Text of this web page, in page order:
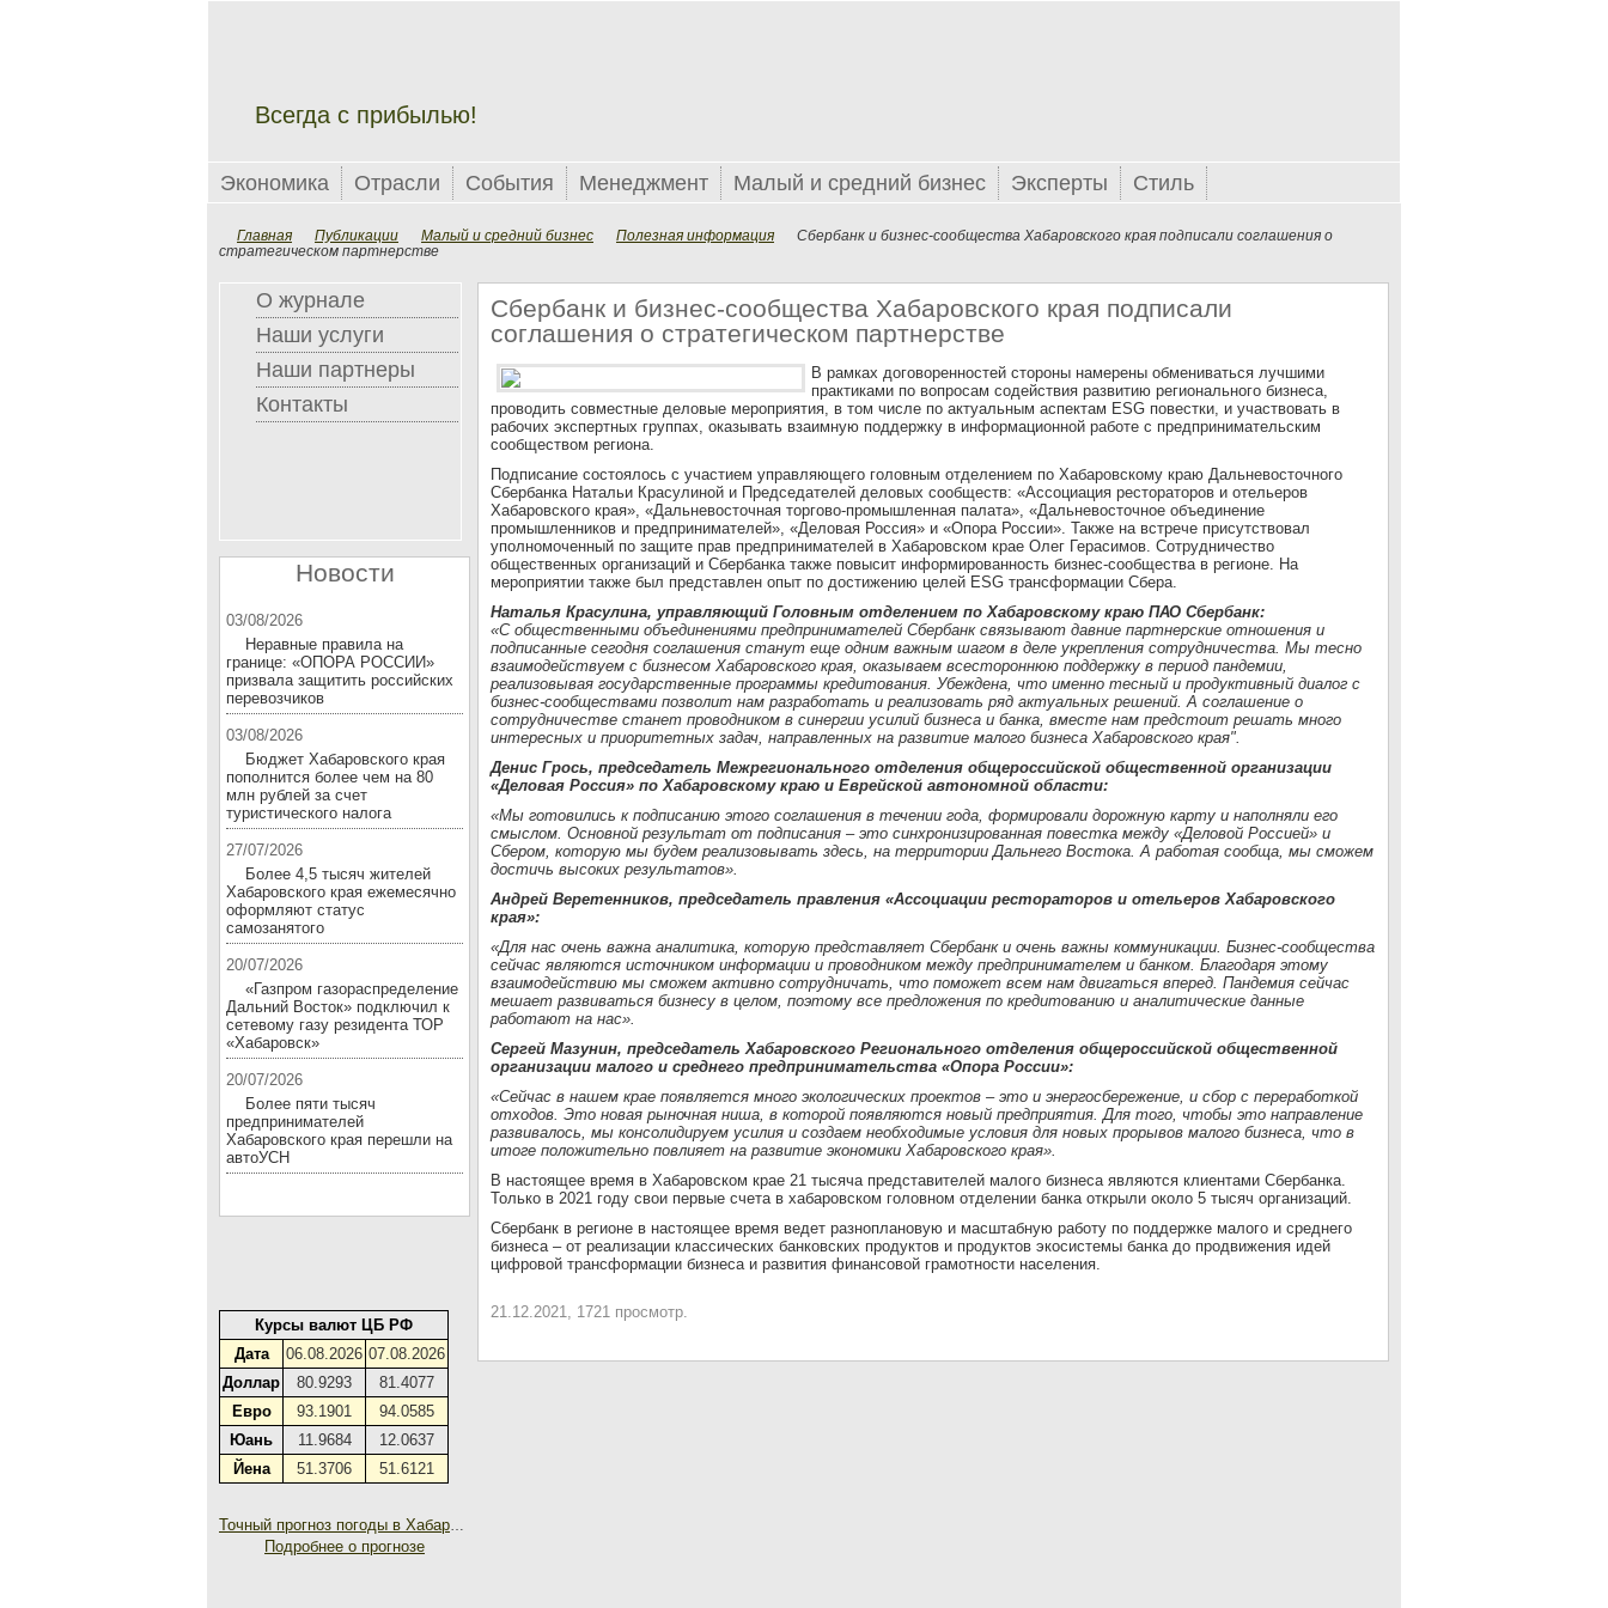
Всегда с прибылью!
Экономика Отрасли События Менеджмент Малый и средний бизнес Эксперты Стиль
Главная Публикации Малый и средний бизнес Полезная информация
Сбербанк и бизнес-сообщества Хабаровского края подписали соглашения о
стратегическом партнерстве
Сбербанк и бизнес-сообщества Хабаровского края подписали
соглашения о стратегическом партнерстве
В рамках договоренностей стороны намерены обмениваться лучшими
практиками по вопросам содействия развитию регионального бизнеса,
проводить совместные деловые мероприятия, в том числе по актуальным аспектам ESG повестки, и участвовать в
рабочих экспертных группах, оказывать взаимную поддержку в информационной работе с предпринимательским
сообществом региона.
Подписание состоялось с участием управляющего головным отделением по Хабаровскому краю Дальневосточного
Сбербанка Натальи Красулиной и Председателей деловых сообществ: «Ассоциация рестораторов и отельеров
Хабаровского края», «Дальневосточная торгово-промышленная палата», «Дальневосточное объединение
промышленников и предпринимателей», «Деловая Россия» и «Опора России». Также на встрече присутствовал
уполномоченный по защите прав предпринимателей в Хабаровском крае Олег Герасимов. Сотрудничество
общественных организаций и Сбербанка также повысит информированность бизнес-сообщества в регионе. На
мероприятии также был представлен опыт по достижению целей ESG трансформации Сбера.
Наталья Красулина, управляющий Головным отделением по Хабаровскому краю ПАО Сбербанк:
«С общественными объединениями предпринимателей Сбербанк связывают давние партнерские отношения и
подписанные сегодня соглашения станут еще одним важным шагом в деле укрепления сотрудничества. Мы тесно
взаимодействуем с бизнесом Хабаровского края, оказываем всестороннюю поддержку в период пандемии,
реализовывая государственные программы кредитования. Убеждена, что именно тесный и продуктивный диалог с
бизнес-сообществами позволит нам разработать и реализовать ряд актуальных решений. А соглашение о
сотрудничестве станет проводником в синергии усилий бизнеса и банка, вместе нам предстоит решать много
интересных и приоритетных задач, направленных на развитие малого бизнеса Хабаровского края".
Денис Грось, председатель Межрегионального отделения общероссийской общественной организации
«Деловая Россия» по Хабаровскому краю и Еврейской автономной области:
«Мы готовились к подписанию этого соглашения в течении года, формировали дорожную карту и наполняли его
смыслом. Основной результат от подписания – это синхронизированная повестка между «Деловой Россией» и
Сбером, которую мы будем реализовывать здесь, на территории Дальнего Востока. А работая сообща, мы сможем
достичь высоких результатов».
Андрей Веретенников, председатель правления «Ассоциации рестораторов и отельеров Хабаровского
края»:
«Для нас очень важна аналитика, которую представляет Сбербанк и очень важны коммуникации. Бизнес-сообщества
сейчас являются источником информации и проводником между предпринимателем и банком. Благодаря этому
взаимодействию мы сможем активно сотрудничать, что поможет всем нам двигаться вперед. Пандемия сейчас
мешает развиваться бизнесу в целом, поэтому все предложения по кредитованию и аналитические данные
работают на нас».
Сергей Мазунин, председатель Хабаровского Регионального отделения общероссийской общественной
организации малого и среднего предпринимательства «Опора России»:
«Сейчас в нашем крае появляется много экологических проектов – это и энергосбережение, и сбор с переработкой
отходов. Это новая рыночная ниша, в которой появляются новый предприятия. Для того, чтобы это направление
развивалось, мы консолидируем усилия и создаем необходимые условия для новых прорывов малого бизнеса, что в
итоге положительно повлияет на развитие экономики Хабаровского края».
В настоящее время в Хабаровском крае 21 тысяча представителей малого бизнеса являются клиентами Сбербанка.
Только в 2021 году свои первые счета в хабаровском головном отделении банка открыли около 5 тысяч организаций.
Сбербанк в регионе в настоящее время ведет разноплановую и масштабную работу по поддержке малого и среднего
бизнеса – от реализации классических банковских продуктов и продуктов экосистемы банка до продвижения идей
цифровой трансформации бизнеса и развития финансовой грамотности населения.
21.12.2021, 1721 просмотр.
О журнале
Наши услуги
Наши партнеры
Контакты
Новости
03/08/2026
Неравные правила на
границе: «ОПОРА РОССИИ»
призвала защитить российских
перевозчиков
03/08/2026
Бюджет Хабаровского края
пополнится более чем на 80
млн рублей за счет
туристического налога
27/07/2026
Более 4,5 тысяч жителей
Хабаровского края ежемесячно
оформляют статус
самозанятого
20/07/2026
«Газпром газораспределение
Дальний Восток» подключил к
сетевому газу резидента ТОР
«Хабаровск»
20/07/2026
Более пяти тысяч
предпринимателей
Хабаровского края перешли на
автоУСН
Курсы валют ЦБ РФ
Дата
06.08.2026 07.08.2026
Доллар
80.9293
81.4077
Евро
93.1901
94.0585
Юань
11.9684
12.0637
Йена
51.3706 51.6121
Точный прогноз погоды в Хабаровске на 30 дней
Подробнее о прогнозе